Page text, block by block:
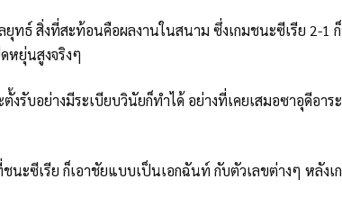
ยุทธ์ สิ่งที่สะท้อนคือผลงานในสนาม ซึ่งเกมชนะซีเรีย 2-1
หยุ่นสูงจริงๆ
ตั้งรับอย่างมีระเบียบวินัยก็ทำได้ อย่างที่เคยเสมอซาอุดีอา
นะซีเรีย ก็เอาชัยแบบเป็นเอกฉันท์ กับตัวเลขต่างๆ หลัง